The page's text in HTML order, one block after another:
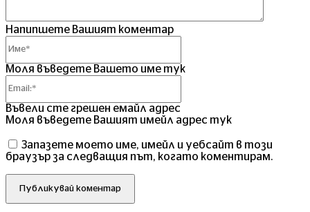
Напипшете Вашият коментар
Моля въведете Вашето име тук
Въвели сте грешен емайл адрес
Моля въведете Вашият имейл адрес тук
Запазете моето име, имейл и уебсайт в този
браузър за следващия път, когато коментирам.